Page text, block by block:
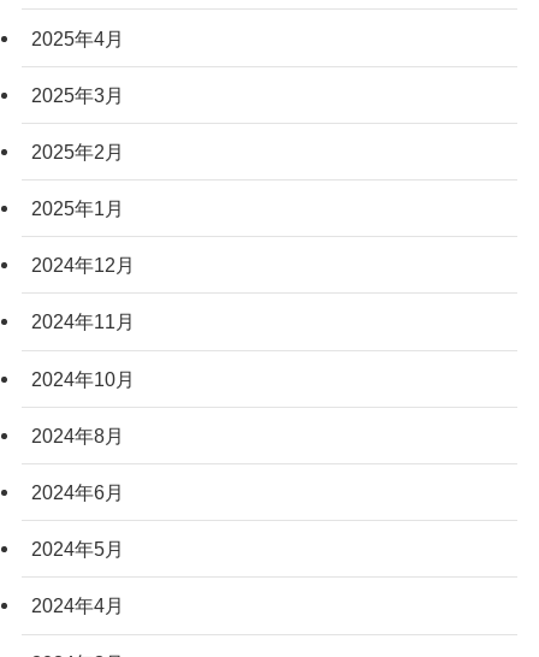
2025年4月
2025年3月
2025年2月
2025年1月
2024年12月
2024年11月
2024年10月
2024年8月
2024年6月
2024年5月
2024年4月